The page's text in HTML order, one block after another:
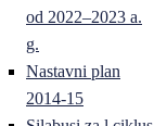
od 2022–2023 a.
g.
Nastavni plan
2014-15